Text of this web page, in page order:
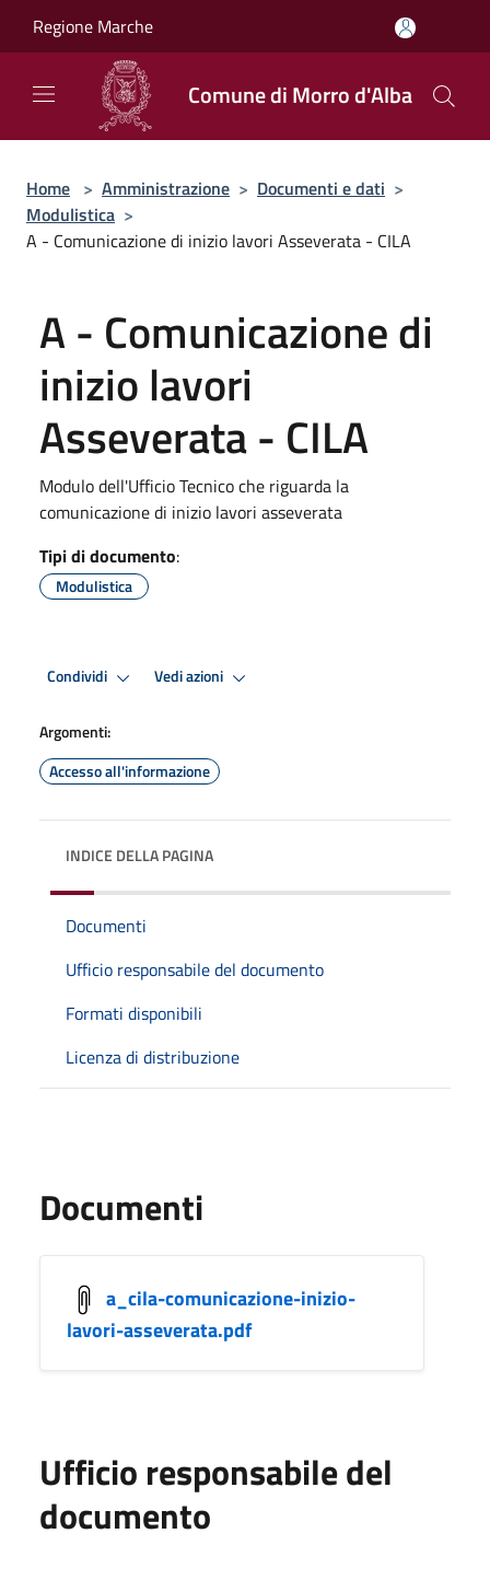
Regione Marche
Comune di Morro d'Alba
Home > Amministrazione > Documenti e dati >
Modulistica >
A - Comunicazione di inizio lavori Asseverata - CILA
A - Comunicazione di
inizio lavori
Asseverata - CILA
Modulo dell'Ufficio Tecnico che riguarda la
comunicazione di inizio lavori asseverata
Tipi di documento:
Modulistica
Condividi Vedi azioni
Argomenti:
Accesso all'informazione
INDICE DELLA PAGINA
Documenti
Ufficio responsabile del documento
Formati disponibili
Licenza di distribuzione
Documenti
a_cila-comunicazione-inizio-
lavori-asseverata.pdf
Ufficio responsabile del
documento